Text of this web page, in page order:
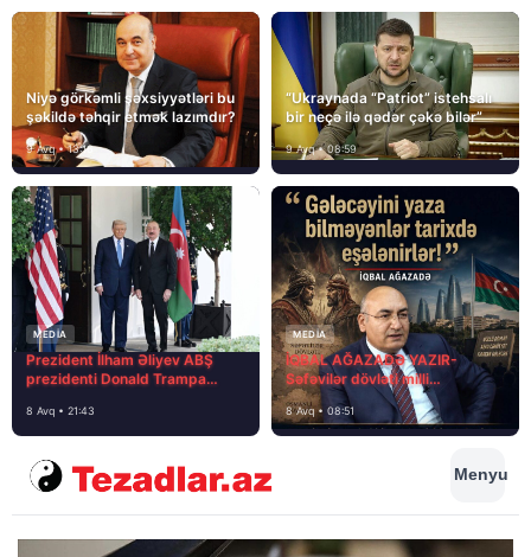
Niyə görkəmli şəxsiyyətləri bu
şəkildə təhqir etmək lazımdır?
9 Avq • 13:16
“Ukraynada “Patriot” istehsalı
bir neçə ilə qədər çəkə bilər”
9 Avq • 08:59
MEDİA
Prezident İlham Əliyev ABŞ
prezidenti Donald Trampa
8 Avq • 21:43
MEDİA
İQBAL AĞAZADƏ YAZIR-
Səfəvilər dövləti milli
dövlətdirmi?
8 Avq • 08:51
Menyu